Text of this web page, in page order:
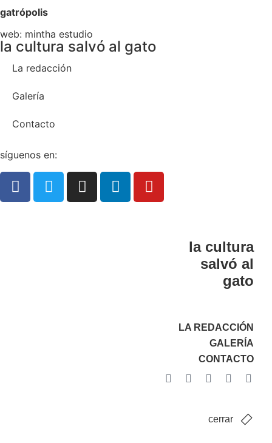
gatrópolis
web: mintha estudio
la cultura salvó al gato
La redacción
Galería
Contacto
síguenos en:
la cultura
salvó al
gato
LA REDACCIÓN
GALERÍA
CONTACTO
cerrar